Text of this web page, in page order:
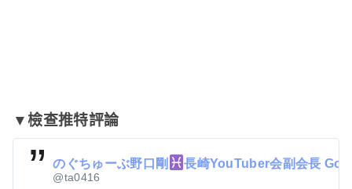
▼檢查推特評論
のぐちゅーぶ野口剛 長崎YouTuber会副会長
@ta0416